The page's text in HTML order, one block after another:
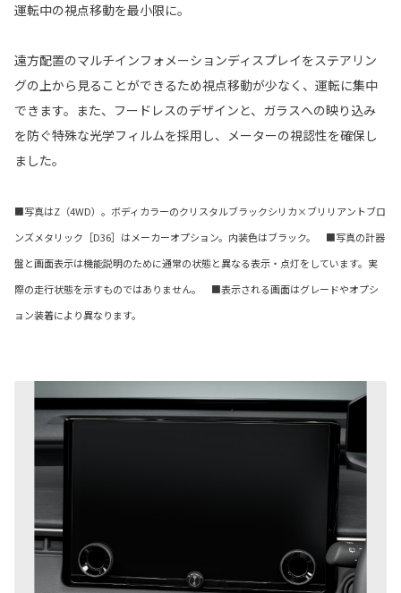
運転中の視点移動を最小限に。
遠方配置のマルチインフォメーションディスプレイをステアリン
グの上から見ることができるため視点移動が少なく、運転に集中
できます。また、フードレスのデザインと、ガラスへの映り込み
を防ぐ特殊な光学フィルムを採用し、メーターの視認性を確保し
ました。
■写真はZ（4WD）。ボディカラーのクリスタルブラックシリカ×ブリリアントブロ
ンズメタリック［D36］はメーカーオプション。内装色はブラック。 ■写真の計器
盤と画面表示は機能説明のために通常の状態と異なる表示・点灯をしています。実
際の走行状態を示すものではありません。 ■表示される画面はグレードやオプシ
ョン装着により異なります。